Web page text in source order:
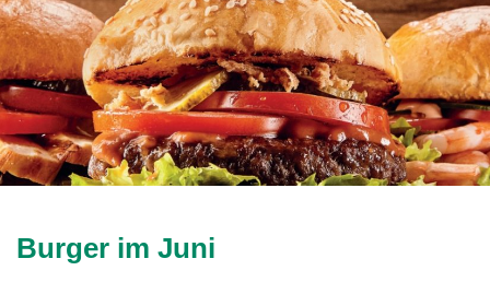
Burger im Juni